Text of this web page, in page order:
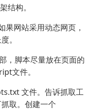
结构。
果网站采用动态网页，
。
，脚本尽量放在页面的
文件。
文件。告诉抓取工
取。创建一个